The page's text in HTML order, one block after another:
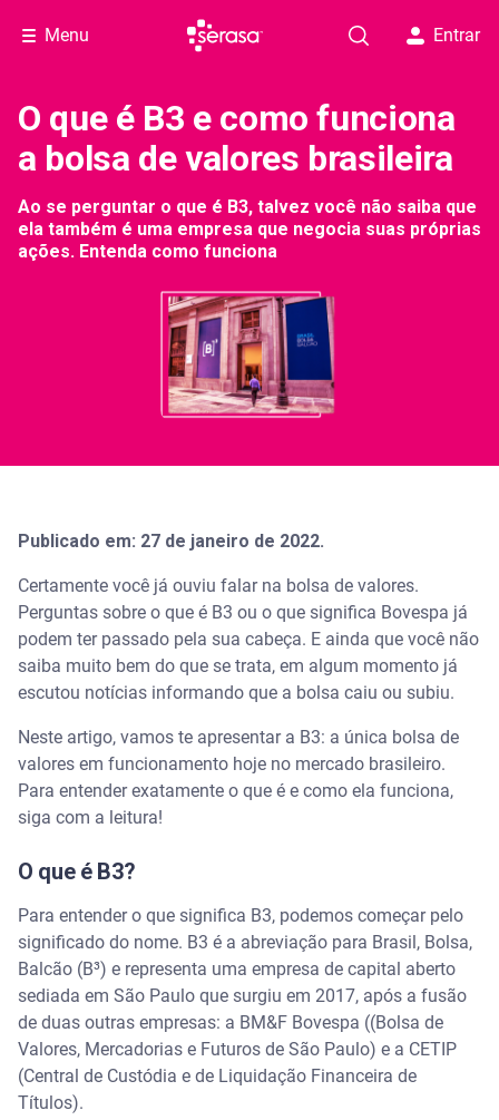
Menu Entrar
O que é B3 e como funciona
a bolsa de valores brasileira
Ao se perguntar o que é B3, talvez você não saiba que
ela também é uma empresa que negocia suas próprias
ações. Entenda como funciona
Publicado em: 27 de janeiro de 2022.
Certamente você já ouviu falar na bolsa de valores.
Perguntas sobre o que é B3 ou o que significa Bovespa já
podem ter passado pela sua cabeça. E ainda que você não
saiba muito bem do que se trata, em algum momento já
escutou notícias informando que a bolsa caiu ou subiu.
Neste artigo, vamos te apresentar a B3: a única bolsa de
valores em funcionamento hoje no mercado brasileiro.
Para entender exatamente o que é e como ela funciona,
siga com a leitura!
O que é B3?
Para entender o que significa B3, podemos começar pelo
significado do nome. B3 é a abreviação para Brasil, Bolsa,
Balcão (B³) e representa uma empresa de capital aberto
sediada em São Paulo que surgiu em 2017, após a fusão
de duas outras empresas: a BM&F Bovespa ((Bolsa de
Valores, Mercadorias e Futuros de São Paulo) e a CETIP
(Central de Custódia e de Liquidação Financeira de
Títulos).